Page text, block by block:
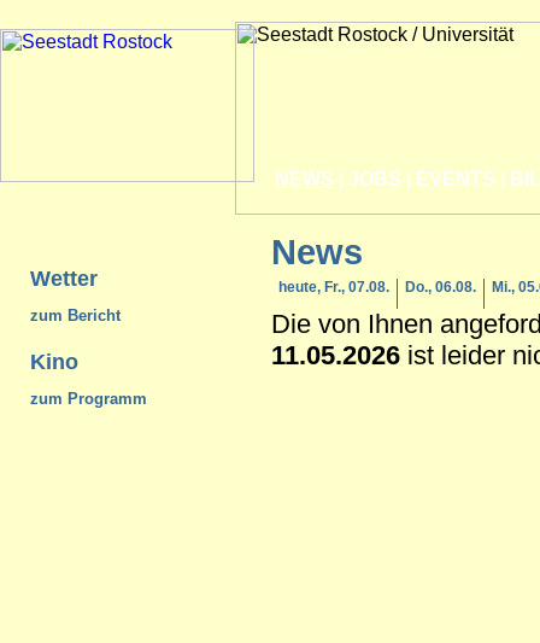
NEWS JOBS EVENTS
Wetter
zum Bericht
Kino
zum Programm
News
heute, Fr., 07.08. Do., 06.08. Mi.,
Die von Ihnen
11.05.2026 ist leider